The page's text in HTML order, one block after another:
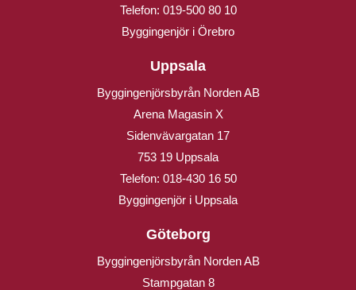
Telefon: 019-500 80 10
Byggingenjör i Örebro
Uppsala
Byggingenjörsbyrån Norden AB
Arena Magasin X
Sidenvävargatan 17
753 19 Uppsala
Telefon: 018-430 16 50
Byggingenjör i Uppsala
Göteborg
Byggingenjörsbyrån Norden AB
Stampgatan 8